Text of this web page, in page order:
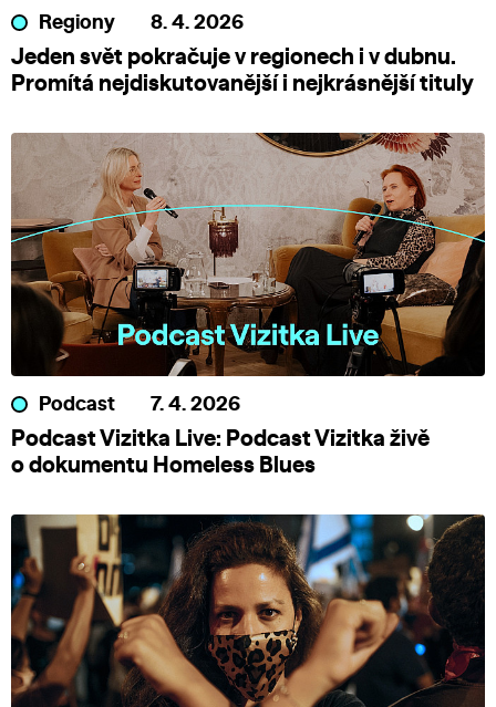
Regiony 8. 4. 2026
Jeden svět pokračuje v regionech i v dubnu.
Promítá nejdiskutovanější i nejkrásnější tituly
Podcast 7. 4. 2026
Podcast Vizitka Live: Podcast Vizitka živě
o dokumentu Homeless Blues